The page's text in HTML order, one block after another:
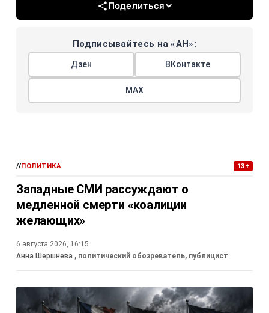
Поделиться
Подписывайтесь на «АН»:
Дзен ВКонтакте
МАХ
//ПОЛИТИКА 13+
Западные СМИ рассуждают о
медленной смерти «коалиции
желающих»
6 августа 2026, 16:15
Анна Шершнева , политический обозреватель, публицист